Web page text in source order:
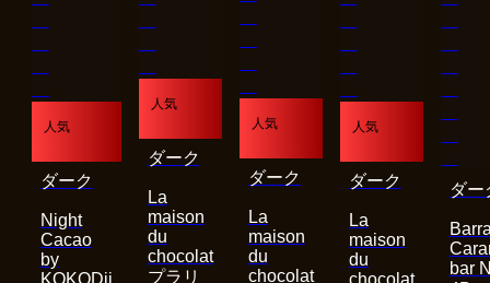
人気
Night
Cacao
by
KOKODii
ダーク
人気
La
maison
du
chocolat
プラリ
ダーク
人気
La
maison
du
chocolat
ダーク
人気
La
maison
du
chocolat
ダーク
bar
ダー